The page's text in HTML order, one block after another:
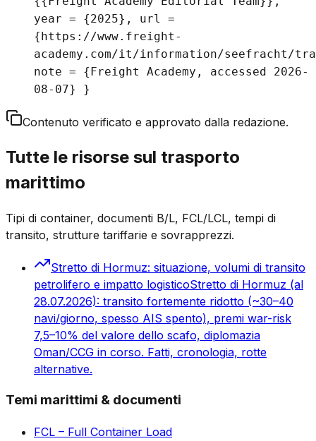
year = {2025}, url =
{https://www.freight-
academy.com/it/information/seefracht/
note = {Freight Academy, accessed 2026-
08-07} }
Contenuto verificato e approvato dalla redazione.
Tutte le risorse sul trasporto
marittimo
Tipi di container, documenti B/L, FCL/LCL, tempi di
transito, strutture tariffarie e sovrapprezzi.
Stretto di Hormuz: situazione, volumi di transito
petrolifero e impatto logisticoStretto di Hormuz (al
28.07.2026): transito fortemente ridotto (~30–40
navi/giorno, spesso AIS spento), premi war-risk
7,5–10% del valore dello scafo, diplomazia
Oman/CCG in corso. Fatti, cronologia, rotte
alternative.
Temi marittimi & documenti
FCL – Full Container Load